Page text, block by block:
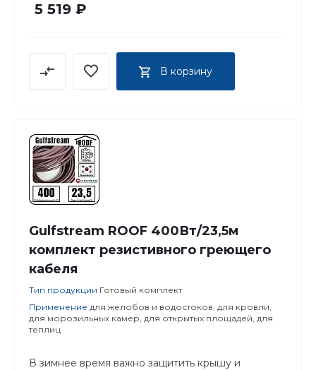
5 519 ₽
В корзину
Gulfstream ROOF 400Вт/23,5м
комплект резистивного греющего
кабеля
Тип продукции Готовый комплект
Применение для желобов и водостоков, для кровли,
для морозильных камер, для открытых площадей, для
теплиц
В зимнее время важно защитить крышу и